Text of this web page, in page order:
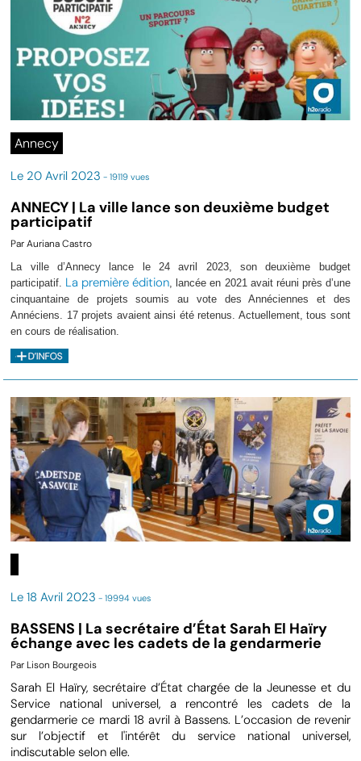
Annecy
Le 20 Avril 2023 - 19119 vues
ANNECY | La ville lance son deuxième budget
participatif
Par Auriana Castro
La ville d’Annecy lance le 24 avril 2023, son deuxième budget
participatif. La première édition , lancée en 2021 avait réuni près d’une
cinquantaine de projets soumis au vote des Annéciennes et des
Annéciens. 17 projets avaient ainsi été retenus. Actuellement, tous sont
en cours de réalisation.
Le 18 Avril 2023 - 19994 vues
BASSENS | La secrétaire d’État Sarah El Haïry
échange avec les cadets de la gendarmerie
Par Lison Bourgeois
Sarah El Haïry, secrétaire d’État chargée de la Jeunesse et du
Service national universel, a rencontré les cadets de la
gendarmerie ce mardi 18 avril à Bassens. L’occasion de revenir
sur l’objectif et l'intérêt du service national universel,
indiscutable selon elle.